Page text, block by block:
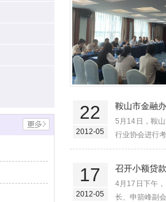
22
2012-05
鞍山市金融
5月14日，鞍
行业协会进行
17
2012-05
召开小额贷
4月17日下午
长、申箭峰副